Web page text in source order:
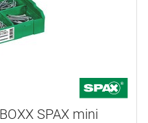
SPAX mini